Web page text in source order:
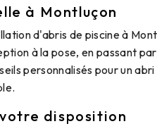
à Montluçon
d'abris de piscine à
à la pose, en passant
personnalisés pour un abri
disposition